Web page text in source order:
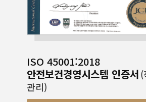
ISO 45001:2018
안전보건경영시스템 인증서(
관리)